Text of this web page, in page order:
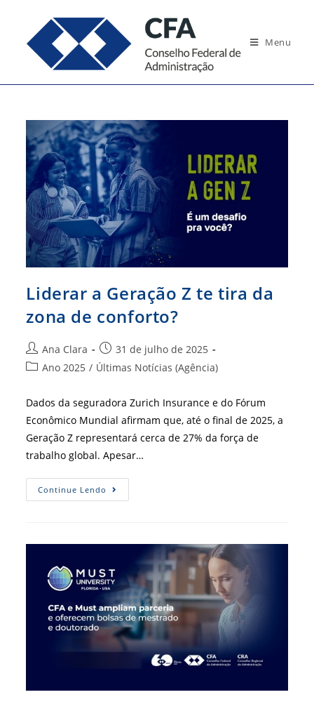
conteúdo
Menu
Liderar a Geração Z te tira da
zona de conforto?
Autor
do
Ana Clara
Post
publicado:
31 de julho de 2025
Categoria
post:
Ano 2025 / Últimas Notícias (Agência)
Dados da seguradora Zurich Insurance e do Fórum
Econômico Mundial afirmam que, até o final de 2025, a
Geração Z representará cerca de 27% da força de
trabalho global. Apesar…
Continue Lendo Liderar
A
Da
De
Conforto?